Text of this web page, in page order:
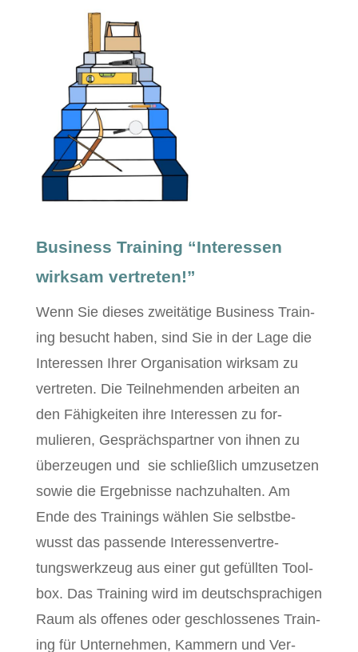
Business Training “Interessen
wirksam vertreten!”
Wenn Sie dieses zweitätige Busi­ness Train­
ing besucht haben, sind Sie in der Lage die
Inter­essen Ihrer Organ­i­sa­tion wirk­sam zu
vertreten. Die Teil­nehmenden arbeit­en an
den Fähigkeit­en ihre Inter­essen zu for­
mulieren, Gesprächspart­ner von ihnen zu
überzeu­gen und sie schließlich umzuset­zen
sowie die Ergeb­nisse nachzuhal­ten. Am
Ende des Train­ings wählen Sie selb­st­be­
wusst das passende Inter­essen­vertre­
tungswerkzeug aus ein­er gut gefüll­ten Tool­
box. Das Train­ing wird im deutschsprachi­gen
Raum als offenes oder geschlossenes Train­
ing für Unternehmen, Kam­mern und Ver­